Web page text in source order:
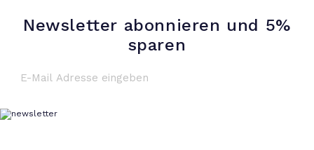
Newsletter abonnieren und 5%
sparen